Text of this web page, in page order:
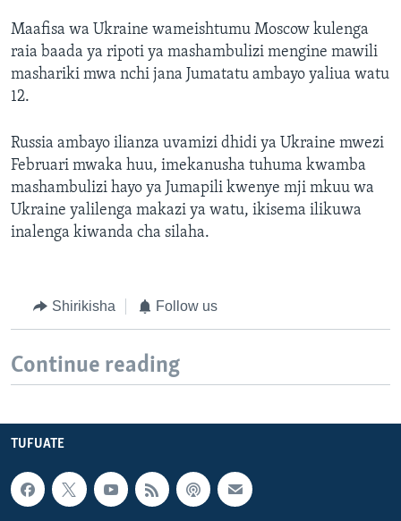
Maafisa wa Ukraine wameishtumu Moscow kulenga
raia baada ya ripoti ya mashambulizi mengine mawili
mashariki mwa nchi jana Jumatatu ambayo yaliua watu
12.
Russia ambayo ilianza uvamizi dhidi ya Ukraine mwezi
Februari mwaka huu, imekanusha tuhuma kwamba
mashambulizi hayo ya Jumapili kwenye mji mkuu wa
Ukraine yalilenga makazi ya watu, ikisema ilikuwa
inalenga kiwanda cha silaha.
Shirikisha Follow us
Continue reading
TUFUATE